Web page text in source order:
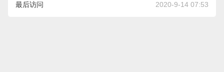
最后访问 2020-9-14 07:53